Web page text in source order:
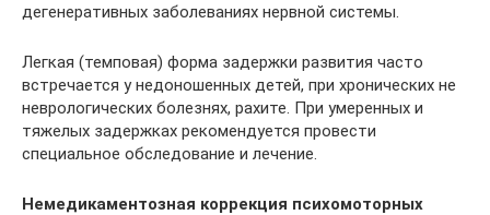
дегенеративных заболеваниях нервной системы.
Легкая (темповая) форма задержки развития часто
встречается у недоношенных детей, при хронических не
неврологических болезнях, рахите. При умеренных и
тяжелых задержках рекомендуется провести
специальное обследование и лечение.
Немедикаментозная коррекция психомоторных